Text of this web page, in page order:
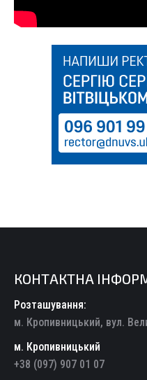
КОНТАКТНА
Розташування:
м. Кропивницький, вул.
м. Кропивницький
+38 (097) 907 01 07